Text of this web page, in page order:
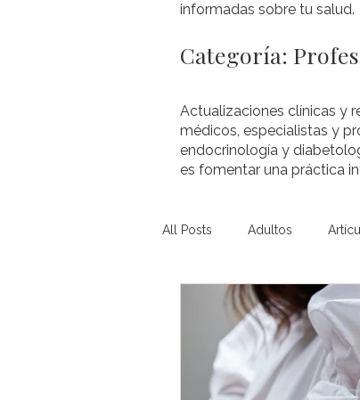
informadas sobre tu salud.
Categoría:
Actualizaciones clínicas y
médicos, especialistas y
endocrinología y
es fomentar una práctica
All Posts Adultos
Diabetes Mellitus Tipo 2
Obesidad (pediátrico)